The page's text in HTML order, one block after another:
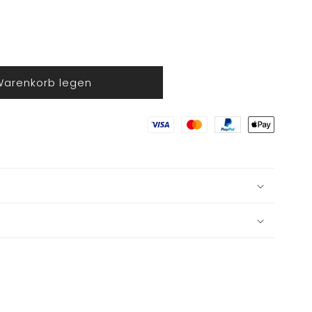
legen